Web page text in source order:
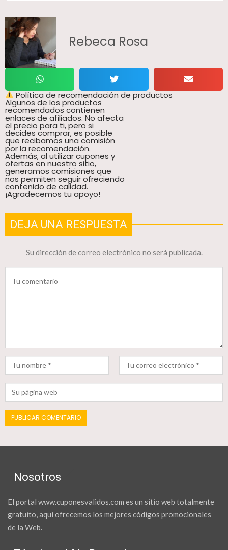
Rebeca Rosa
Política de recomendación de productos
Algunos de los productos
recomendados contienen
enlaces de afiliados. No afecta
el precio para ti, pero si
decides comprar, es posible
que recibamos una comisión
por la recomendación.
Además, al utilizar cupones y
ofertas en nuestro sitio,
generamos comisiones que
nos permiten seguir ofreciendo
contenido de calidad.
¡Agradecemos tu apoyo!
DEJA UNA RESPUESTA
Su dirección de correo electrónico no será publicada.
Nosotros
El portal www.cuponesvalidos.com es un sitio web totalmente
gratuito, aquí ofrecemos los mejores códigos promocionales
de la Web.